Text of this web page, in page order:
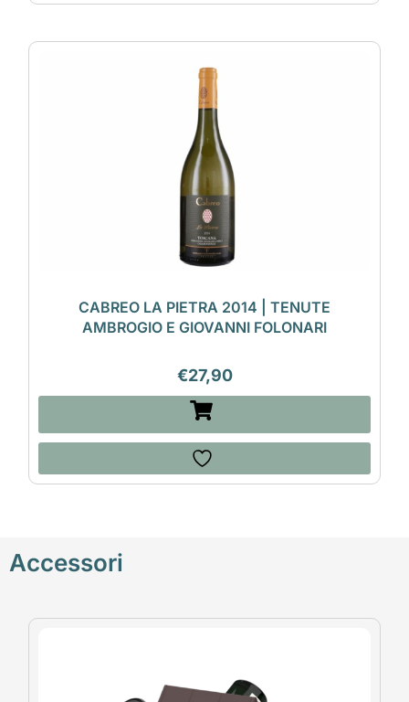
CABREO LA PIETRA 2014 | TENUTE
AMBROGIO E GIOVANNI FOLONARI
€27,90
Accessori